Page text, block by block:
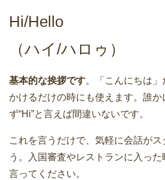
Hi/Hello
（ハイ/ハロゥ）
基本的な挨拶です。「こんにちは
かけるだけの時にも使えます。誰か
ず“Hi”と言えば間違いないです。
これを言うだけで、気軽に会話がス
う。入国審査やレストランに入っ
言ってください。